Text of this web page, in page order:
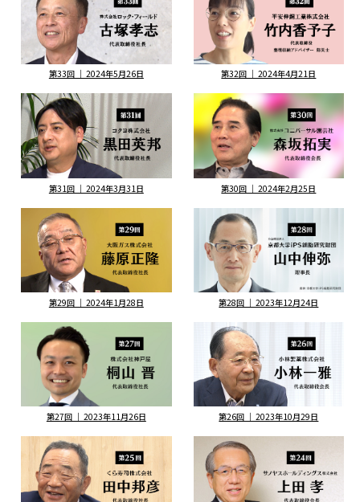
第33回 ｜ 2024年5月26日 第32回 ｜ 2024年4月21日
第31回 ｜ 2024年3月31日 第30回 ｜ 2024年2月25日
第29回 ｜ 2024年1月28日 第28回 ｜ 2023年12月24日
第27回 ｜ 2023年11月26日 第26回 ｜ 2023年10月29日